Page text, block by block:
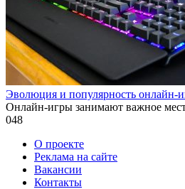
Эволюция и популярность онлайн-
Онлайн-игры занимают важное
048
О проекте
Реклама на сайте
Вакансии
Контакты